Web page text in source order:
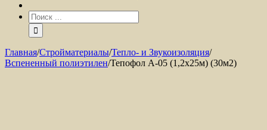
Главная/Стройматериалы/Тепло- и Звукоизоляция/
Вспененный полиэтилен/Тепофол А-05 (1,2х25м) (30м2)